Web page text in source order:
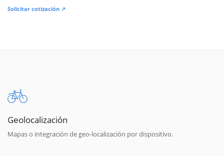
Solicitar cotización ↗
Geolocalización
Mapas o integración de geo-localización por dispositivo.